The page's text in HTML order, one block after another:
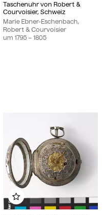
Taschenuhr von Robert &
Courvoisier, Schweiz
Marie Ebner-Eschenbach,
Robert & Courvoisier
um 1795 – 1805
Zu meinem Album